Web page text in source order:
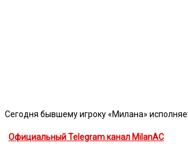
Сегодня бывшему игроку «Милана»
Официальный Telegram канал MilanAC